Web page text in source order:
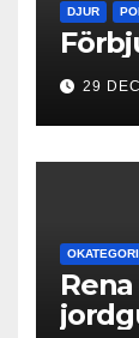
DJUR
29